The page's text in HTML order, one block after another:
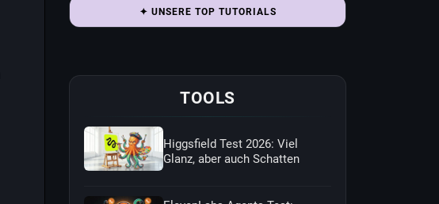
✦ UNSERE TOP TUTORIALS
TOOLS
Higgsfield Test 2026: Viel
Glanz, aber auch Schatten